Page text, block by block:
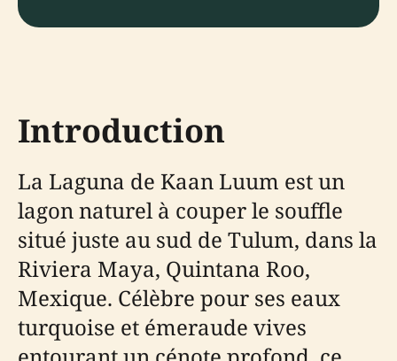
Introduction
La Laguna de Kaan Luum est un
lagon naturel à couper le souffle
situé juste au sud de Tulum, dans la
Riviera Maya, Quintana Roo,
Mexique. Célèbre pour ses eaux
turquoise et émeraude vives